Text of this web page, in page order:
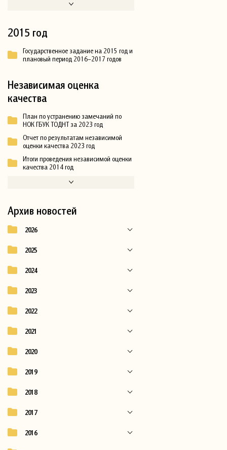
2015 год
Государственное задание на 2015 год и
плановый период 2016–2017 годов
Независимая оценка
качества
План по устранению замечаний по
НОК ГБУК ТОДНТ за 2023 год
Отчет по результатам независимой
оценки качества 2023 год
Итоги проведения независимой оценки
качества 2014 год
Архив новостей
2026
2025
2024
2023
2022
2021
2020
2019
2018
2017
2016